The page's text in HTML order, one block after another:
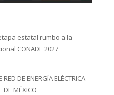
estatal rumbo a la
CONADE 2027
RED DE ENERGÍA ELÉCTRICA
DE MÉXICO